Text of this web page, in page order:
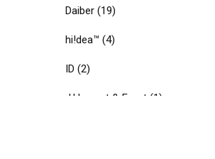
Daiber (19)
hi!dea™ (4)
ID (2)
J.Harvest & Frost (1)